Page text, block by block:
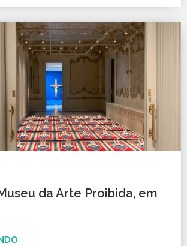
da Arte Proibida, em